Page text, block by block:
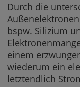
Durch die
bspw. Silizium
einem
wiederum ein
letztendlich